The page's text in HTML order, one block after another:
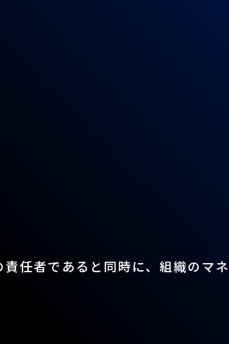
任者であると同時に、組織のマ